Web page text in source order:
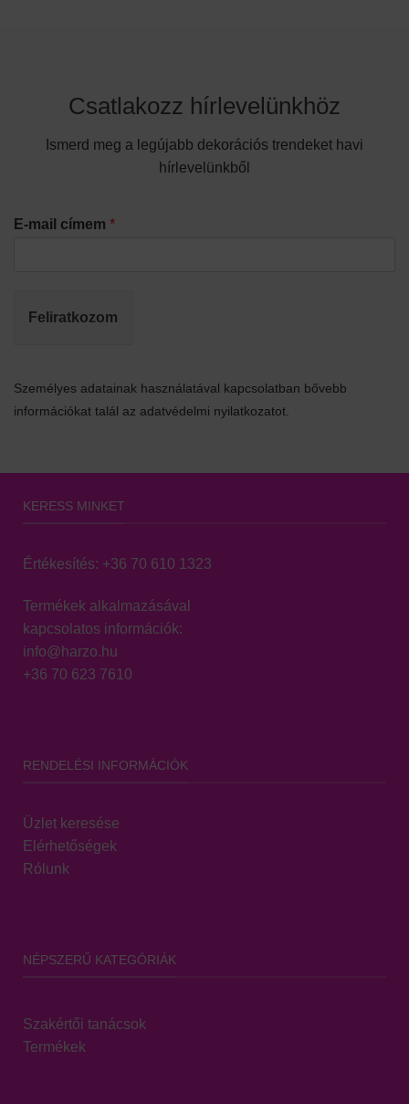
Csatlakozz hírlevelünkhöz
Ismerd meg a legújabb dekorációs trendeket havi
hírlevelünkből
E-mail címem *
Feliratkozom
Személyes adatainak használatával kapcsolatban bővebb
információkat talál az adatvédelmi nyilatkozatot.
KERESS MINKET
Értékesítés: +36 70 610 1323
Termékek alkalmazásával
kapcsolatos információk:
info@harzo.hu
+36 70 623 7610
RENDELÉSI INFORMÁCIÓK
Üzlet keresése
Elérhetőségek
Rólunk
NÉPSZERŰ KATEGÓRIÁK
Szakértői tanácsok
Termékek